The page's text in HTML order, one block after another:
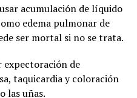
acumulación de líquido
edema pulmonar de
ser mortal si no se trata.
de
taquicardia y coloración
las uñas.